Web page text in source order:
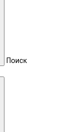
Поиск